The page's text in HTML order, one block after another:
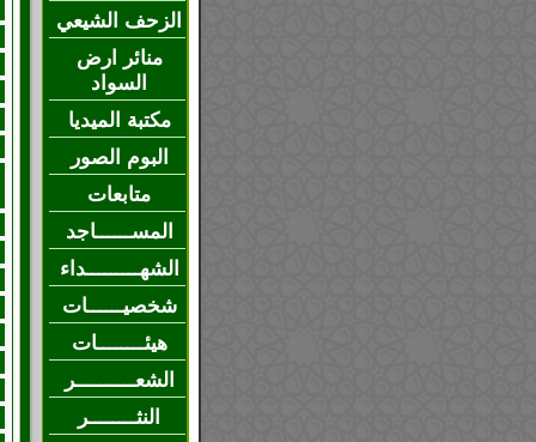
الزحف الشيعي
منائر ارض
السواد
مكتبة الميديا
البوم الصور
متابعات
المســــــاجد
الشهـــــــــداء
شخصيــــــات
هيئــــــــات
الشعــــــــــر
النثــــــــر